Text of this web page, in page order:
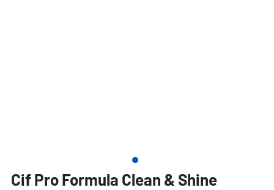
Cif Pro Formula Clean & Shine